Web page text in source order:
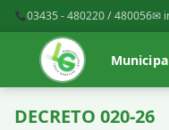
03435 - 480220 / 480056✉
DECRETO 020-26